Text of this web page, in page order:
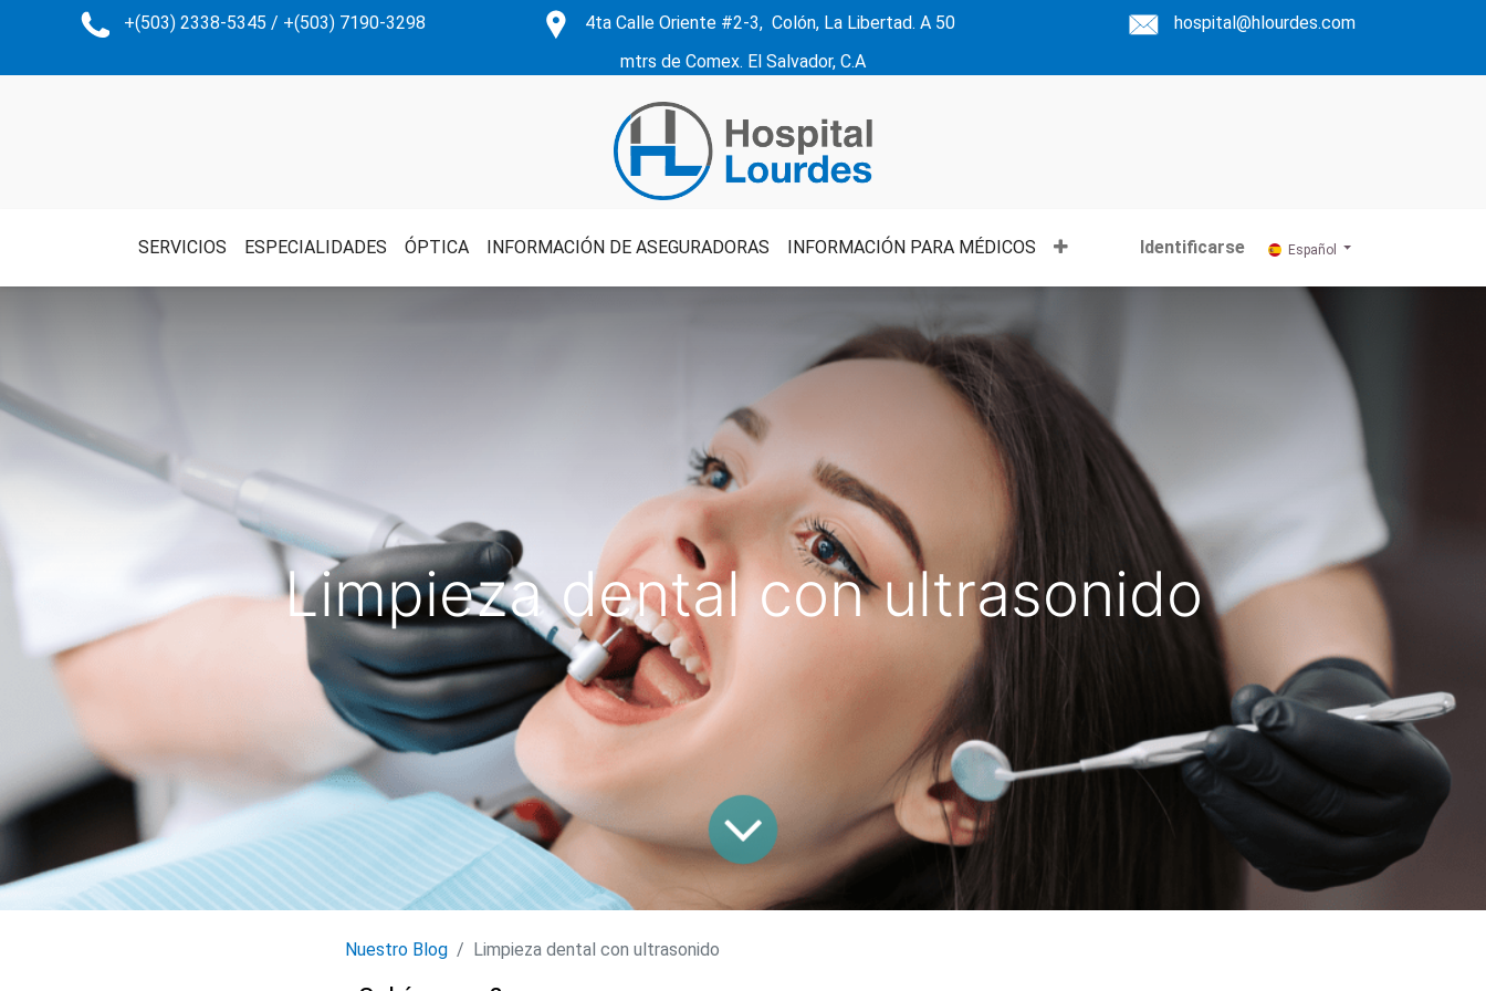
+(503) 2338-5345 / +(503) 7190-3298
4ta Calle Oriente #2-3, Colón, La Libertad. A 50
mtrs de Comex. El Salvador, C.A
hospital@hlourdes.com
SERVICIOS ESPECIALIDADES ÓPTICA INFORMACIÓN DE ASEGURADORAS INFORMACIÓN PARA MÉDICOS Identificarse Español
Limpieza dental con ultrasonido
Nuestro Blog Limpieza dental con ultrasonido